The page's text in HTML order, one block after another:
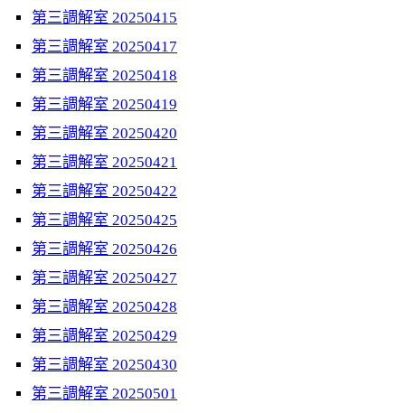
第三調解室 20250415
第三調解室 20250417
第三調解室 20250418
第三調解室 20250419
第三調解室 20250420
第三調解室 20250421
第三調解室 20250422
第三調解室 20250425
第三調解室 20250426
第三調解室 20250427
第三調解室 20250428
第三調解室 20250429
第三調解室 20250430
第三調解室 20250501